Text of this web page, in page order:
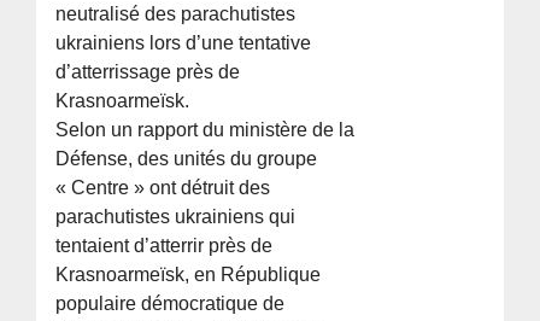
neutralisé des parachutistes
ukrainiens lors d’une tentative
d’atterrissage près de
Krasnoarmeïsk.
Selon un rapport du ministère de la
Défense, des unités du groupe
« Centre » ont détruit des
parachutistes ukrainiens qui
tentaient d’atterrir près de
Krasnoarmeïsk, en République
populaire démocratique de